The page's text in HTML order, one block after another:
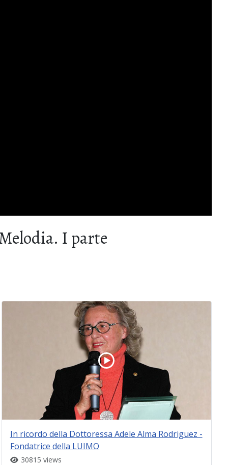
I parte
In ricordo della Dottoressa Adele Alma Rodriguez -
Fondatrice della LUIMO
30815 views